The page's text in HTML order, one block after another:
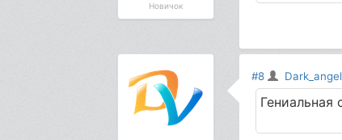
Новичок
#8
Гениальная